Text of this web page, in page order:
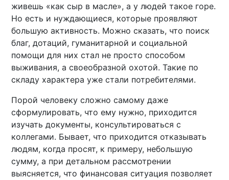
живешь «как сыр в масле», а у людей такое горе.
Но есть и нуждающиеся, которые проявляют
большую активность. Можно сказать, что поиск
благ, дотаций, гуманитарной и социальной
помощи для них стал не просто способом
выживания, а своеобразной охотой. Такие по
складу характера уже стали потребителями.
Порой человеку сложно самому даже
сформулировать, что ему нужно, приходится
изучать документы, консультироваться с
коллегами. Бывает, что приходится отказывать
людям, когда просят, к примеру, небольшую
сумму, а при детальном рассмотрении
выясняется, что финансовая ситуация позволяет